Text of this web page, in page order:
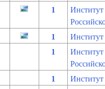
1
1
1
Институт
1